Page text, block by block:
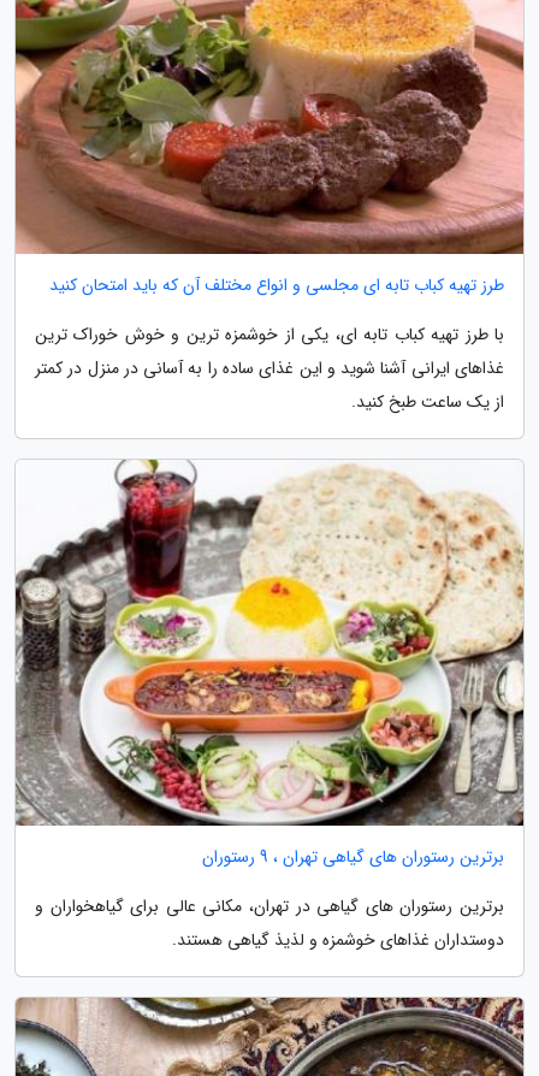
طرز تهیه کباب تابه ای مجلسی و انواع مختلف آن که باید امتحان کنید
با طرز تهیه کباب تابه ای، یکی از خوشمزه ترین و خوش خوراک ترین
غذاهای ایرانی آشنا شوید و این غذای ساده را به آسانی در منزل در کمتر
از یک ساعت طبخ کنید.
برترین رستوران های گیاهی تهران ، 9 رستوران
برترین رستوران های گیاهی در تهران، مکانی عالی برای گیاهخواران و
دوستداران غذاهای خوشمزه و لذیذ گیاهی هستند.